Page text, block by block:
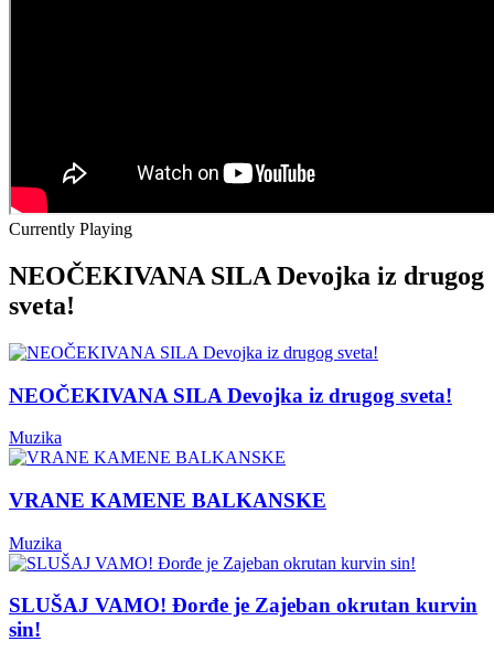
Currently Playing
NEOČEKIVANA SILA Devojka iz drugog
sveta!
NEOČEKIVANA SILA Devojka iz drugog sveta!
Muzika
VRANE KAMENE BALKANSKE
Muzika
SLUŠAJ VAMO! Đorđe je Zajeban okrutan kurvin
sin!